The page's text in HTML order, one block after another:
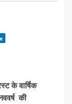
के वार्षिक
की